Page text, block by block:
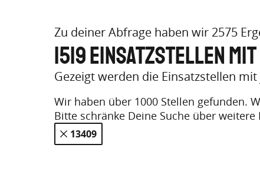
Zu deiner Abfrage haben wir 2575
1519 Einsatzstellen
Gezeigt werden die Einsatzstellen
Wir haben über 1000 Stellen gefunden.
Bitte schränke Deine Suche über
- 13409